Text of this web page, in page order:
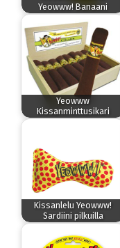
Yeowww! Banaani
Yeowww
Kissanminttusikari
Kissanlelu Yeowww!
Sardiini pilkuilla